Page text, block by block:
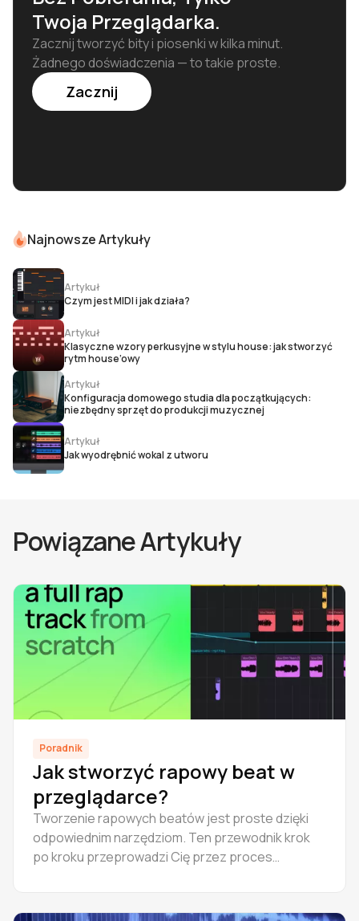
dostarczając niemal profesjonalne rezultaty.
Twoja Przeglądarka.
Zacznij tworzyć bity i piosenki w kilka minut.
Żadnego doświadczenia — to takie proste.
Zacznij
Najnowsze Artykuły
Artykuł
Czym jest MIDI i jak działa?
Artykuł
Klasyczne wzory perkusyjne w stylu house: jak stworzyć
rytm house’owy
Artykuł
Konfiguracja domowego studia dla początkujących:
niezbędny sprzęt do produkcji muzycznej
Artykuł
Jak wyodrębnić wokal z utworu
Powiązane Artykuły
Poradnik
Jak stworzyć rapowy beat w
przeglądarce?
Tworzenie rapowych beatów jest proste dzięki
odpowiednim narzędziom. Ten przewodnik krok
po kroku przeprowadzi Cię przez proces